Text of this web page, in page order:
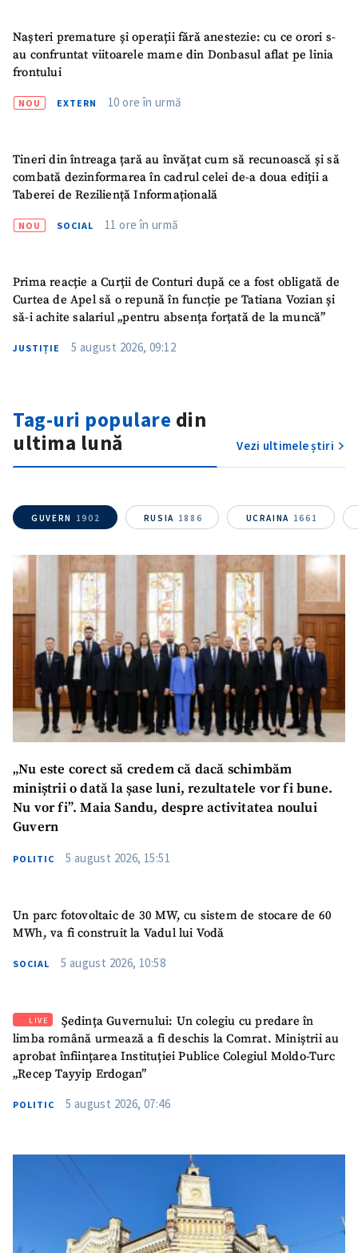
Nașteri premature și operații fără anestezie: cu ce orori s-
au confruntat viitoarele mame din Donbasul aflat pe linia
frontului
NOU EXTERN 10 ore în urmă
Tineri din întreaga țară au învățat cum să recunoască și să
combată dezinformarea în cadrul celei de-a doua ediții a
Taberei de Reziliență Informațională
NOU SOCIAL 11 ore în urmă
Prima reacție a Curții de Conturi după ce a fost obligată de
Curtea de Apel să o repună în funcție pe Tatiana Vozian și
să-i achite salariul „pentru absența forțată de la muncă”
JUSTIȚIE 5 august 2026, 09:12
Tag-uri populare din
ultima lună
Vezi ultimele știri
GUVERN 1902 RUSIA 1886 UCRAINA 1661
„Nu este corect să credem că dacă schimbăm
miniștrii o dată la șase luni, rezultatele vor fi bune.
Nu vor fi”. Maia Sandu, despre activitatea noului
Guvern
POLITIC 5 august 2026, 15:51
Un parc fotovoltaic de 30 MW, cu sistem de stocare de 60
MWh, va fi construit la Vadul lui Vodă
SOCIAL 5 august 2026, 10:58
LIVE
Ședința Guvernului: Un colegiu cu predare în
limba română urmează a fi deschis la Comrat. Miniștrii au
aprobat înființarea Instituției Publice Colegiul Moldo-Turc
„Recep Tayyip Erdogan”
POLITIC 5 august 2026, 07:46
Sursă anonimă
Nume+ Numele meu
Telefon
+ Telefon personal
Am citit și sunt de
confidențialitate.